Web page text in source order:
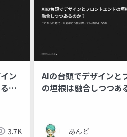
ン
に
3.7K
AIの台頭でデザインと
の垣根は融合しつつあ
あんど